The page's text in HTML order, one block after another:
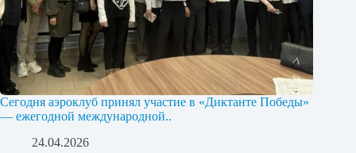
Сегодня аэроклуб принял участие в «Диктанте Победы»
— ежегодной международной..
24.04.2026